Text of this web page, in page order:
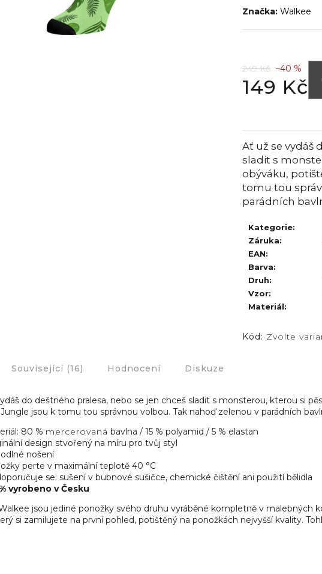
Značka: Walkee
249 Kč –40 %
149 Kč
Ať už se vydáš
sladit s
obýváku,
tomu tou
parádních
Kategorie:
Záruka:
EAN:
Barva:
Druh:
Vzor:
Materiál:
Kód: Zvolte
Související (16) Hodnocení Diskuze
do deštného pralesa, nebo se jen chceš sladit s monsterou, kterou si
jsou k tomu tou správnou volbou. Tak nahoď zelenou v parádních
80 % mercerovaná bavlna / 15 % polyamid / 5 % elastan
design stvořený na míru pro tvůj styl
nošení
perte v maximální teplotě 40 °C
se: sušení v bubnové sušičce, chemické čištění ani použití bělidla
vyrobeno v Česku
jsou jediné ponožky svého druhu vyráběné kompletně v malebných
si zamilujete na první pohled, potištěný na ponožkách nejvyšší kvality.